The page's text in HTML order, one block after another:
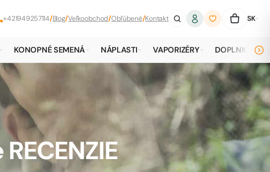
+421949257114/Blog/Veľkoobchod/Obľúbené/Kontakt SK
KONOPNÉ SEMENÁ NÁPLASTI VAPORIZÉRY DOPLNKY